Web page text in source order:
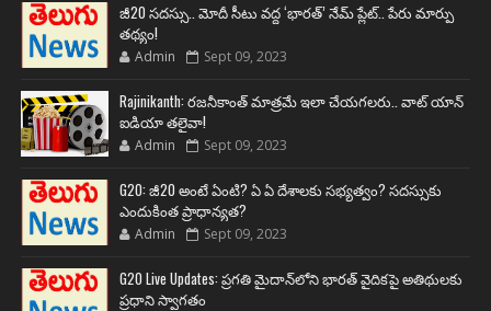
జీ20 సదస్సు.. మోదీ సీటు వద్ద ‘భారత్’ నేమ్ ప్లేట్‌.. పేరు మార్పు
తథ్యం!
Admin Sept 09, 2023
Rajinikanth: రజనీకాంత్ మాత్రమే ఇలా చేయగలరు.. వాట్ యాన్
ఐడియా తలైవా!
Admin Sept 09, 2023
G20: జీ20 అంటే ఏంటి? ఏ ఏ దేశాలకు సభ్యత్వం? సదస్సుకు
ఎందుకింత ప్రాధాన్యత?
Admin Sept 09, 2023
G20 Live Updates: ప్రగతి మైదాన్‌లోని భారత్ వైదికపై అతిథులకు
ప్రధాని స్వాగతం